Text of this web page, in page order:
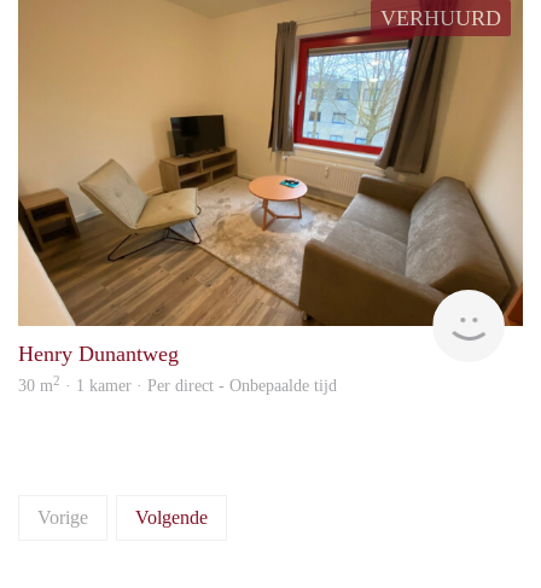
VERHUURD
Henry Dunantweg
30 m2 · 1 kamer · Per direct - Onbepaalde tijd
Vorige Volgende